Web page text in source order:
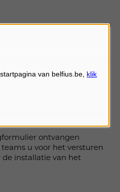
aanvragen
entiteit moet u enkel het
ondertekenen (één per
op
ontvangen
u voor het versturen
installatie van het